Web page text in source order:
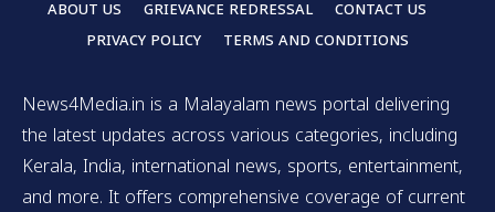
ABOUT US GRIEVANCE REDRESSAL
CONTACT US
PRIVACY POLICY
TERMS AND CONDITIONS
News4Media.in is a Malayalam news portal delivering
the latest updates across various categories, including
Kerala, India, international news, sports, entertainment,
and more. It offers comprehensive coverage of current